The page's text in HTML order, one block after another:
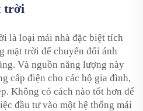
trời
là loại mái nhà đặc biệt tích
mặt trời để chuyển đổi ánh
Và nguồn năng lượng này
cấp điện cho các hộ gia đình,
Không có cách nào tốt hơn để
đầu tư vào một hệ thống mái